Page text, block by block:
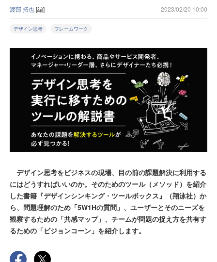
渡部 拓也[編] 2023/02/20 10:00
デザイン思考 フレームワーク
デザイン思考をビジネスの現場、目の前の課題解決に利用する
にはどうすればいいのか。そのためのツール（メソッド）を紹介
した書籍『デザインシンキング・ツールボックス』（翔泳社）か
ら、問題理解のため「5W1Hの質問」、ユーザーとそのニーズを
観察するための「共感マップ」、チームが問題の捉え方を共有す
るための「ビジョンコーン」を紹介します。